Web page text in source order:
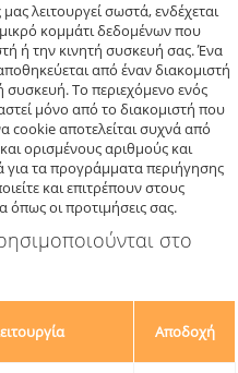
λειτουργεί σωστά, ενδέχεται
κομμάτι δεδομένων που
ή την κινητή συσκευή σας. Ένα
από έναν διακομιστή
συσκευή. Το περιεχόμενο ενός
μόνο από το διακομιστή που
cookie αποτελείται συχνά από
ορισμένους αριθμούς και
για τα προγράμματα περιήγησης
και επιτρέπουν στους
οι προτιμήσεις σας.
στο
Αποδοχή